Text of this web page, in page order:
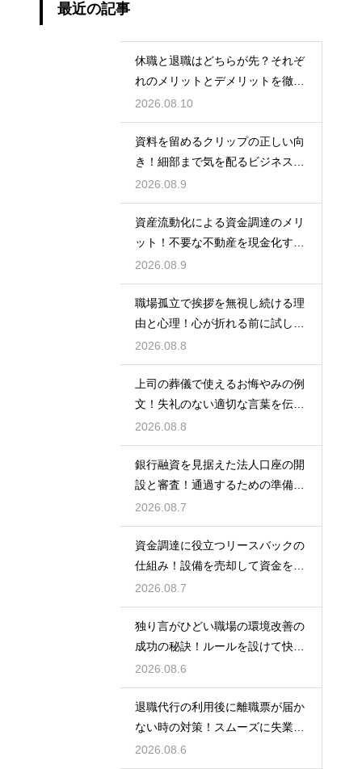
最近の記事
休職と退職はどちらが先？それぞ
れのメリットとデメリットを徹底
解説
2026.08.10
資料を留めるクリップの正しい向
き！細部まで気を配るビジネスマ
ナーの基本
2026.08.9
資産流動化による資金調達のメリ
ット！不要な不動産を現金化する
仕組み
2026.08.9
職場孤立で挨拶を無視し続ける理
由と心理！心が折れる前に試した
い関係改善策
2026.08.8
上司の葬儀で使えるお悔やみの例
文！失礼のない適切な言葉を伝え
る例文
2026.08.8
銀行融資を見据えた法人口座の開
設と審査！通過するための準備と
ポイント
2026.08.7
資金調達に役立つリースバックの
仕組み！設備を売却して資金を得
る方法
2026.08.7
独り言がひどい職場の環境改善の
成功の秘訣！ルールを設けて快適
な空間を作る
2026.08.6
退職代行の利用後に離職票が届か
ない時の対策！スムーズに失業保
険をもらう
2026.08.6